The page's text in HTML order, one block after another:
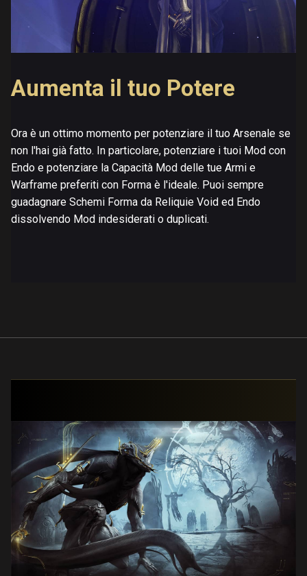
Aumenta il tuo Potere
Ora è un ottimo momento per potenziare il tuo Arsenale se
non l'hai già fatto. In particolare, potenziare i tuoi Mod con
Endo e potenziare la Capacità Mod delle tue Armi e
Warframe preferiti con Forma è l'ideale. Puoi sempre
guadagnare Schemi Forma da Reliquie Void ed Endo
dissolvendo Mod indesiderati o duplicati.